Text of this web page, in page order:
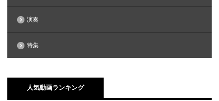
演奏
特集
人気動画ランキング